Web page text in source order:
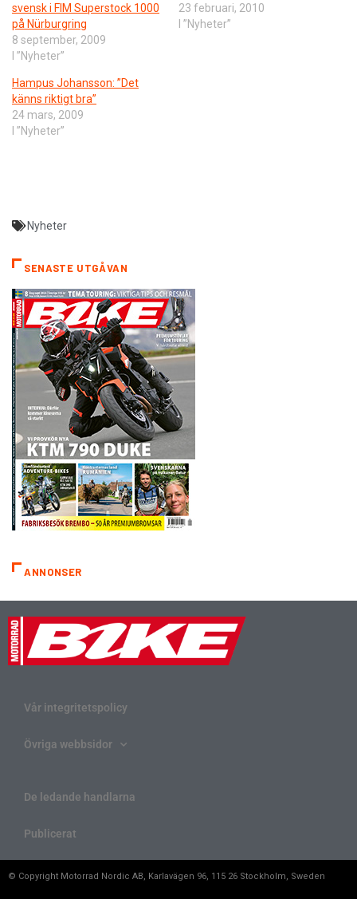
svensk i FIM Superstock 1000
på Nürburgring
8 september, 2009
I ”Nyheter”
23 februari, 2010
I ”Nyheter”
Hampus Johansson: ”Det
känns riktigt bra”
24 mars, 2009
I ”Nyheter”
Nyheter
SENASTE UTGÅVAN
ANNONSER
Vår integritetspolicy
Övriga webbsidor
De ledande handlarna
Publicerat
© Copyright Motorrad Nordic AB, Karlavägen 96, 115 26 Stockholm, Sweden